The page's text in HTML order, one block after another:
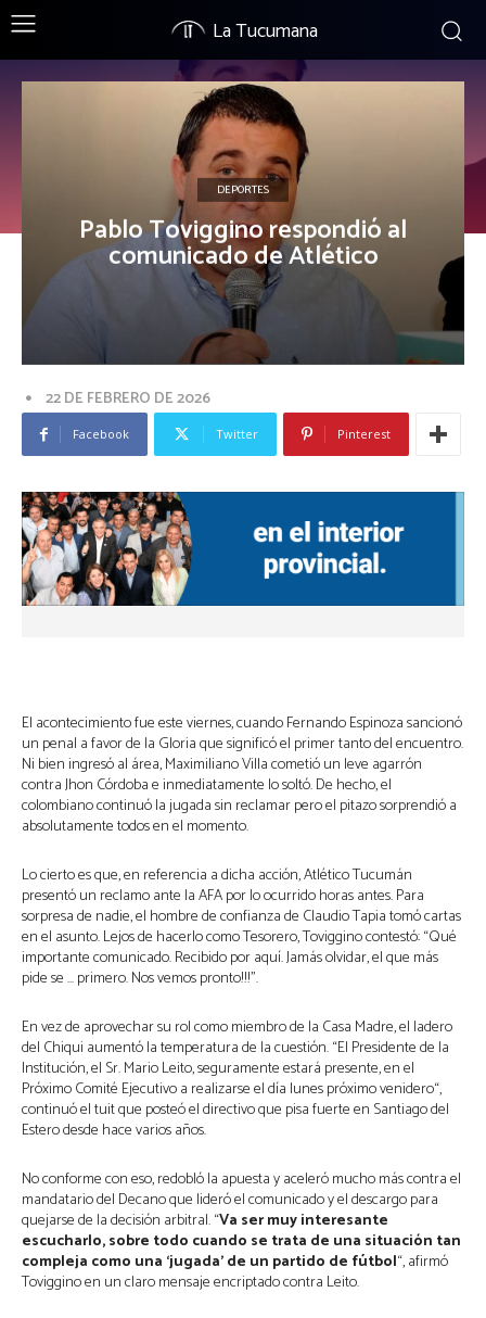
La Tucumana
DEPORTES
Pablo Toviggino respondió al
comunicado de Atlético
22 DE FEBRERO DE 2026
Facebook Twitter Pinterest
El acontecimiento fue este viernes, cuando Fernando Espinoza sancionó
un penal a favor de la Gloria que significó el primer tanto del encuentro.
Ni bien ingresó al área, Maximiliano Villa cometió un leve agarrón
contra Jhon Córdoba e inmediatamente lo soltó. De hecho, el
colombiano continuó la jugada sin reclamar pero el pitazo sorprendió a
absolutamente todos en el momento.
Lo cierto es que, en referencia a dicha acción, Atlético Tucumán
presentó un reclamo ante la AFA por lo ocurrido horas antes. Para
sorpresa de nadie, el hombre de confianza de Claudio Tapia tomó cartas
en el asunto. Lejos de hacerlo como Tesorero, Toviggino contestó: “Qué
importante comunicado. Recibido por aquí. Jamás olvidar, el que más
pide se … primero. Nos vemos pronto!!!”.
En vez de aprovechar su rol como miembro de la Casa Madre, el ladero
del Chiqui aumentó la temperatura de la cuestión. “El Presidente de la
Institución, el Sr. Mario Leito, seguramente estará presente, en el
Próximo Comité Ejecutivo a realizarse el día lunes próximo venidero“,
continuó el tuit que posteó el directivo que pisa fuerte en Santiago del
Estero desde hace varios años.
No conforme con eso, redobló la apuesta y aceleró mucho más contra el
mandatario del Decano que lideró el comunicado y el descargo para
quejarse de la decisión arbitral. “Va ser muy interesante
escucharlo, sobre todo cuando se trata de una situación tan
compleja como una ‘jugada’ de un partido de fútbol“, afirmó
Toviggino en un claro mensaje encriptado contra Leito.